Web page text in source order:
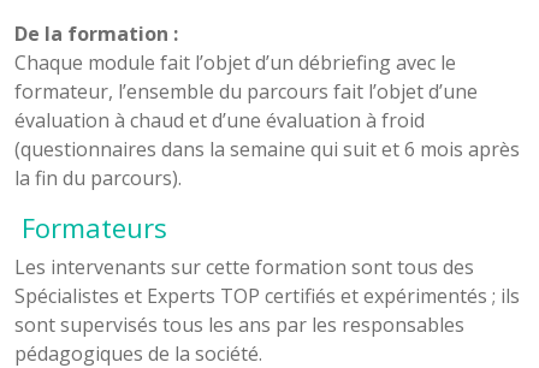
De la formation :
Chaque module fait l’objet d’un débriefing avec le
formateur, l’ensemble du parcours fait l’objet d’une
évaluation à chaud et d’une évaluation à froid
(questionnaires dans la semaine qui suit et 6 mois après
la fin du parcours).
Formateurs
Les intervenants sur cette formation sont tous des
Spécialistes et Experts TOP certifiés et expérimentés ; ils
sont supervisés tous les ans par les responsables
pédagogiques de la société.